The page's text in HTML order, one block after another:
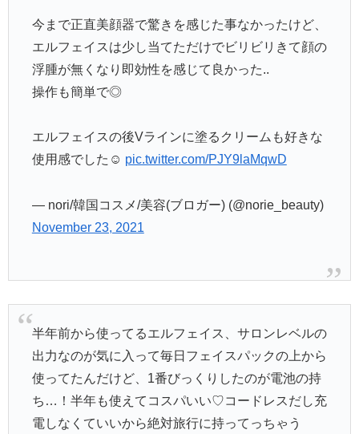
今まで正直美顔器で驚きを感じた事なかったけど、
エルフェイスは少し当てただけでビリビリきて顔の
浮腫が無くなり即効性を感じて良かった..
操作も簡単で◎
エルフェイスの後Vラインに塗るクリームも好きな
使用感でした☺️ pic.twitter.com/PJY9laMqwD
— nori/韓国コスメ/美容(ブロガー) (@norie_beauty)
November 23, 2021
半年前から使ってるエルフェイス、サロンレベルの
出力なのが気に入って毎日フェイスパックの上から
使ってたんだけど、1番びっくりしたのが電池の持
ち…！半年も使えてコスパいい♡コードレスだし充
電しなくていいから絶対旅行に持ってっちゃう